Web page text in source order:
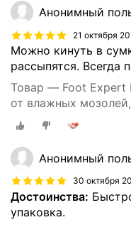
Анонимный
21 октября
Можно кинуть в
рассыпятся. Всегда
Товар — Foot Expert
от влажных
Анонимный
30 октября
Достоинства:
упаковка.